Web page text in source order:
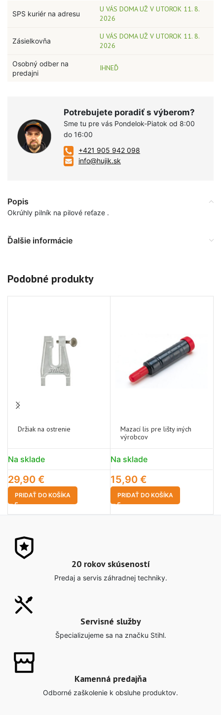
SPS kuriér na adresu
U VÁS DOMA UŽ V UTOROK 11. 8.
2026
Zásielkovňa
U VÁS DOMA UŽ V UTOROK 11. 8.
2026
Osobný odber na
predajni
IHNEĎ
Potrebujete poradiť s výberom?
Sme tu pre vás Pondelok-Piatok od 8:00
do 16:00
+421 905 942 098
info@hujik.sk
Popis
Okrúhly pilník na pilové reťaze .
Ďalšie informácie
Podobné produkty
Držiak na ostrenie
Na sklade
29,90 €
PRIDAŤ DO KOŠÍKA
Mazací lis pre lišty iných
výrobcov
Na sklade
15,90 €
PRIDAŤ DO KOŠÍKA
20 rokov skúseností
Predaj a servis záhradnej techniky.
Servisné služby
Špecializujeme sa na značku Stihl.
Kamenná predajňa
Odborné zaškolenie k obsluhe produktov.